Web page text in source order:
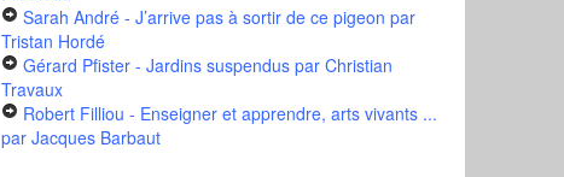
Sarah André - J’arrive pas à sortir de ce pigeon par
Tristan Hordé
Gérard Pfister - Jardins suspenduspar Christian
Travaux
Robert Filliou - Enseigner et apprendre, arts vivants ...
par Jacques Barbaut